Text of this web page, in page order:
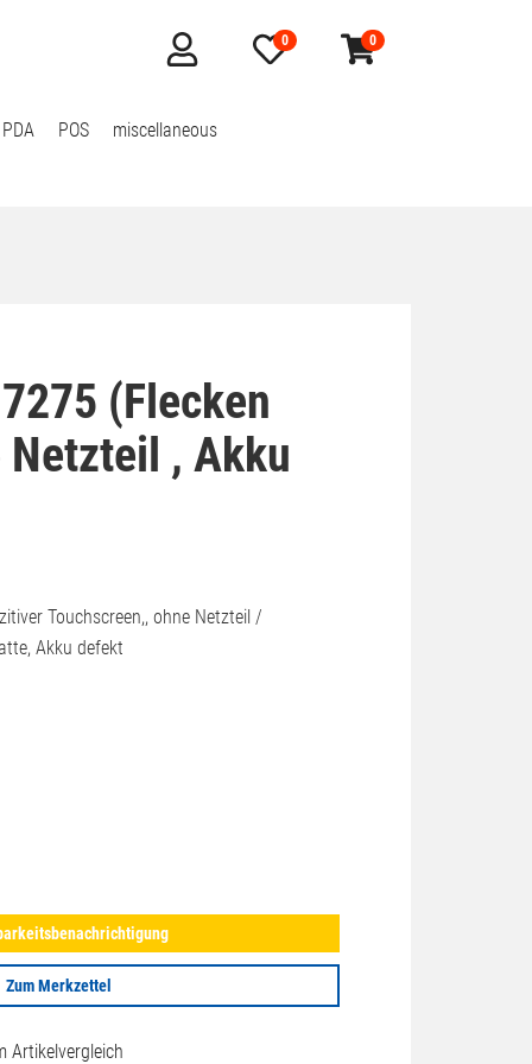
Mein
Konto
Merkzettel
aufklappen
0
Warenkorb
aufklappen
0
POS miscellaneous
(Flecken
Netzteil , Akku
Touchscreen,, ohne Netzteil /
Akku defekt
Zum Merkzettel
Artikelvergleich